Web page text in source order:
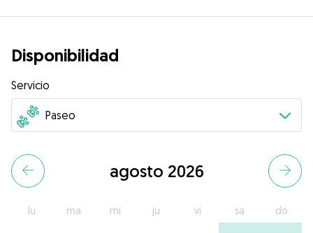
Disponibilidad
Servicio
agosto 2026
lu ma mi ju vi sa do